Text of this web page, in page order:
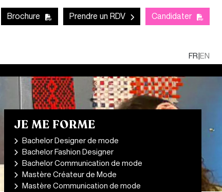
CTA links - Header
Brochure Prendre un RDV Candidater
FR|EN
JE ME FORME
Bachelor Designer de mode
Bachelor Fashion Designer
Bachelor Communication de mode
Mastère Créateur de Mode
Mastère Communication de mode